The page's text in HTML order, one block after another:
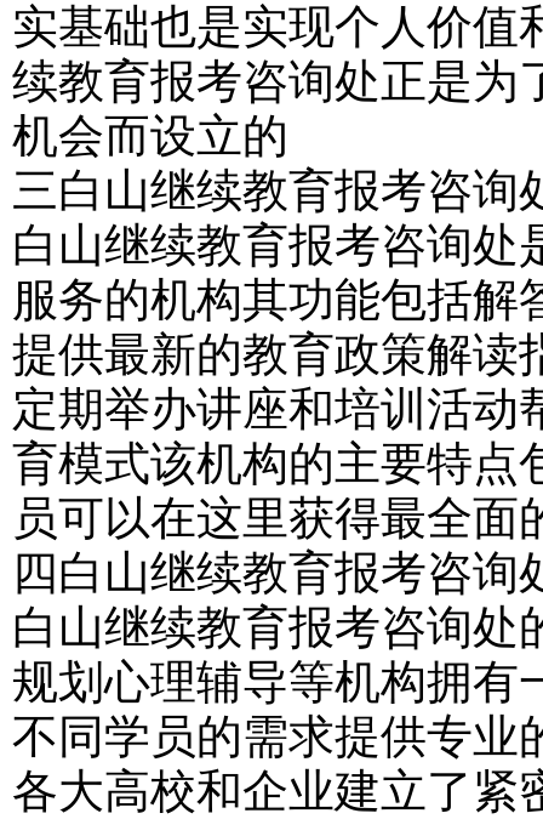
实基础也是实现个人价值
续教育报考咨询处正是为
机会而设立的
三白山继续教育报考咨询
白山继续教育报考咨询处
服务的机构其功能包括解
提供最新的教育政策解读
定期举办讲座和培训活动
育模式该机构的主要特点
员可以在这里获得最全
四白山继续教育报考咨询
白山继续教育报考咨询处
规划心理辅导等机构拥有
不同学员的需求提供专业
各大高校和企业建立了紧